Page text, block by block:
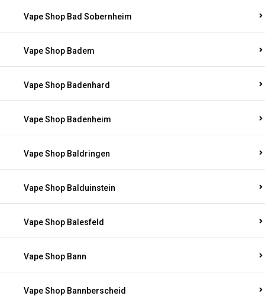
Vape Shop Bad Sobernheim
Vape Shop Badem
Vape Shop Badenhard
Vape Shop Badenheim
Vape Shop Baldringen
Vape Shop Balduinstein
Vape Shop Balesfeld
Vape Shop Bann
Vape Shop Bannberscheid